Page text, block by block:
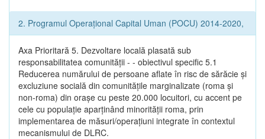
2. Programul Operațional Capital Uman (POCU) 2014-2020,
Axa Prioritară 5. Dezvoltare locală plasată sub
responsabilitatea comunității - - obiectivul specific 5.1
Reducerea numărului de persoane aflate în risc de sărăcie şi
excluziune socială din comunitățile marginalizate (roma şi
non-roma) din oraşe cu peste 20.000 locuitori, cu accent pe
cele cu populație aparținând minorității roma, prin
implementarea de măsuri/operațiuni integrate în contextul
mecanismului de DLRC.